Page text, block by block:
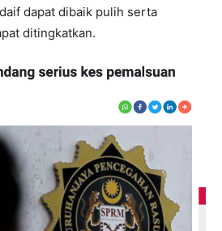
dapat dibaik pulih serta
ditingkatkan.